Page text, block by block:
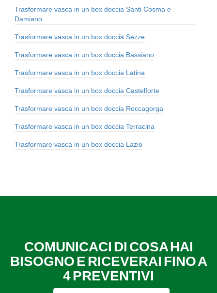
Trasformare vasca in un box doccia Santi Cosma e
Damiano
Trasformare vasca in un box doccia Sezze
Trasformare vasca in un box doccia Bassiano
Trasformare vasca in un box doccia Latina
Trasformare vasca in un box doccia Castelforte
Trasformare vasca in un box doccia Roccagorga
Trasformare vasca in un box doccia Terracina
Trasformare vasca in un box doccia Lazio
COMUNICACI DI COSA HAI
BISOGNO E RICEVERAI FINO A
4 PREVENTIVI